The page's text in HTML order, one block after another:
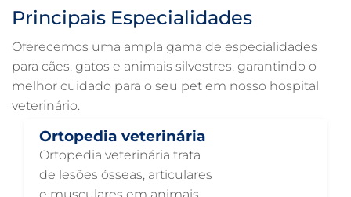
ULTRASSONOGRAFIA PARA CACHORRO EM GUARULHOS
ULTRASSOM VETERINÁRIO EM GUARULHOS
TRATAMENTO DE ANIMAIS EM GUARULHOS
RAIO X VETERINÁRIO EM GUARULHOS
PNEUMOLOGIA VETERINÁRIA EM GUARULHOS
OTOSCOPIA VETERINÁRIA EM GUARULHOS
Principais Especialidades
Oferecemos uma ampla gama de especialidades
para cães, gatos e animais silvestres, garantindo o
melhor cuidado para o seu pet em nosso hospital
veterinário.
Ortopedia veterinária
Ortopedia veterinária trata
de lesões ósseas, articulares